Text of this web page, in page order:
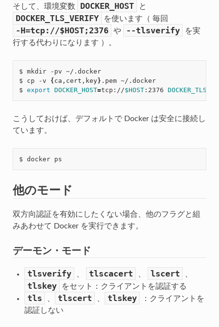
そして、環境変数
DOCKER_HOST と
DOCKER_TLS_VERIFY を使います（ 毎回
-H=tcp://$HOST;2376 や --tlsverify
を実
行する代わりになります ）。
$ mkdir -pv ~/.docker
$ cp -v { ca,cert,key} .pem ~/.docker
$ export DOCKER_HOST=tcp://$HOST:2376
こうしておけば、デフォルトで Docker は安全に接続し
ています。
他のモード
双方向認証を有効にしたくない場合、他のフラグと組
みあわせて Docker を実行できます。
デーモン・モード
tlsverify tlscacert lscert
tlskey をセット：クライアントを認証する
tls tlscert tlskey
：クライアントを
認証しない